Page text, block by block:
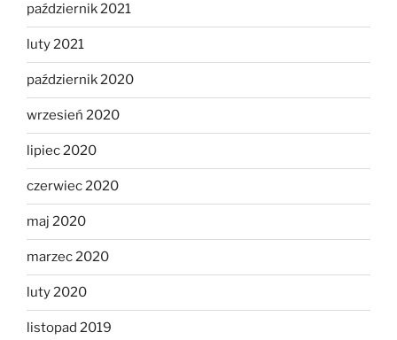
październik 2021
luty 2021
październik 2020
wrzesień 2020
lipiec 2020
czerwiec 2020
maj 2020
marzec 2020
luty 2020
listopad 2019